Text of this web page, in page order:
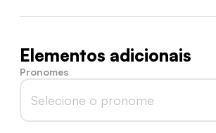
Elementos adicionais
Pronomes
Selecione o pronome